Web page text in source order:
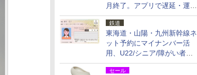
月終了。アプリで遅延・運休
も確認可能に
鉄道
東海道・山陽・九州新幹線ネ
ット予約にマイナンバー活
用、U22/シニア/障がい者割
を9月15日から発売
セール